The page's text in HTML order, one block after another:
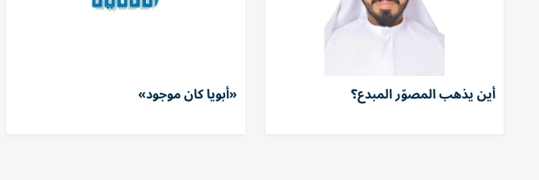
أين يذهب المصوّر المبدع؟ «أبويا كان موجود»